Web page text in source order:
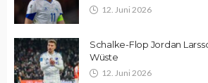
12. Juni 2026
Schalke-Flop Jordan
Wüste
12. Juni 2026